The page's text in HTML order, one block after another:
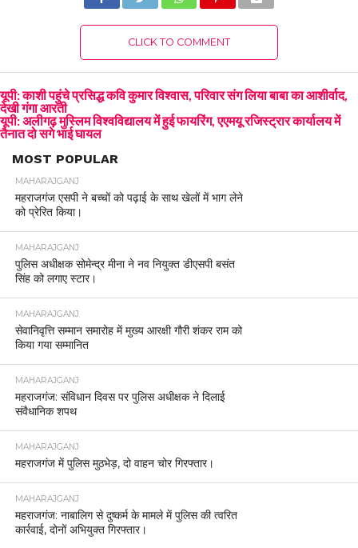
CLICK TO COMMENT
यूपी: काशी पहुंचे प्रसिद्ध कवि कुमार विश्वास, परिवार संग लिया बाबा का आशीर्वाद,
देखी गंगा आरती
यूपी: अलीगढ़ मुस्लिम विश्वविद्यालय में हुई फायरिंग, एएमयू रजिस्ट्रार कार्यालय में
तैनात दो सगे भाई घायल
MOST POPULAR
MAHARAJGANJ
महराजगंज एसपी ने बच्चों को पढ़ाई के साथ खेलों में भाग लेने
को प्रेरित किया।
MAHARAJGANJ
पुलिस अधीक्षक सोमेन्द्र मीना ने नव नियुक्त डीएसपी बसंत
सिंह को लगाए स्टार।
MAHARAJGANJ
सेवानिवृत्ति सम्मान समारोह में मुख्य आरक्षी गौरी शंकर राम को
किया गया सम्मानित
MAHARAJGANJ
महराजगंज: संविधान दिवस पर पुलिस अधीक्षक ने दिलाई
संवैधानिक शपथ
MAHARAJGANJ
महराजगंज में पुलिस मुठभेड़, दो वाहन चोर गिरफ्तार।
MAHARAJGANJ
महराजगंज: नाबालिग से दुष्कर्म के मामले में पुलिस की त्वरित
कार्रवाई, दोनों अभियुक्त गिरफ्तार।